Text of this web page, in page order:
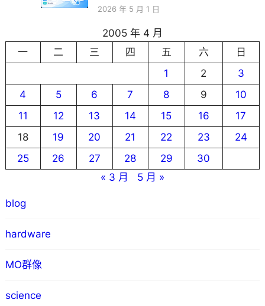
2026 年 5 月 1 日
2005 年 4 月
一
二 三 四 五 六
日
1
2
3
4
5 6 7 8 9
10
11
12 13 14 15 16
17
18
19 20 21 22 23
24
25
26 27 28 29
30
« 3 月
5 月 »
blog
hardware
MO群像
science